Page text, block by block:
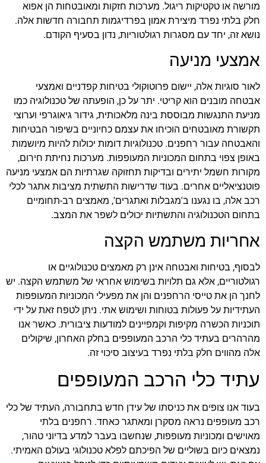
מורשה או טקטיקות ריגול. מערכות חזקות ומאובטחות הן אפוא
חלק בלתי נפרד מיצירת אמון בפרדיגמות תחבורה חדשות אלה.
נושא זה, יחד עם מסגרות רגולטוריות, נדון בסעיף הקודם.
אמצעי מניעה
לאור סוגיות אלה, יישום פרוטוקולי בטיחות קפדניים ואמצעי
אבטחה מובנים הוא קריטי. יתר על כן, הופעתה של טכנולוגיה כמו
מניעת התנגשות מבוססת בינה מלאכותית, גידור גיאוגרפי וערוצי
תקשורת מאובטחים הוכיחו את עצמם כחיוניים בשיפור הבטיחות
והאבטחה עבור רחפנים. טכנולוגיות דומות יכולות להיות מיושמות
באופן צפוי בתחום המכוניות המעופפות. מערכות נחיתת חירום,
מקורות חשמל יתירים ובדיקות תחזוקה שגרתיות הם אמצעי מניעה
פוטנציאליים אחרים. בעוד שדרישות התשתית מציבות אתגר לכלי
רכב אלה, בו נגענו ב'מגבלות ואתגרים', מאמצים רב-תחומיים
בתחום הטכנולוגיה והתשתיות יכולים לשפר את המצב.
אחריות משתמש הקצה
לבסוף, בטיחות ואבטחה אינן רק מאמצים טכנולוגיים או
רגולטוריים, אלא גם תלויות בשימוש אחראי של משתמש הקצה. יש
לחנך הן את טייסי הרחפנים והן את מפעילי המכוניות המעופפות
העתידיות על פעולות בטוחות ושימוש אתי. ניתן לטפח זאת על ידי
תוכניות הכשרה מקיפות וקמפיינים למודעות ציבורית. כאשר אנו
מהרהרים בעתיד כלי הרכב המעופפים בחלק האחרון, שיקולים
אלה מהווים חלק בלתי נפרד בעיצוב סיכוי זה.
עתיד כלי הרכב המעופפים
בעוד אנו צופים את כניסתו של עידן חדש בתחבורה, העתיד של כלי
רכב מעופפים נראה מסקרן ומאתגר כאחד. רחפנים בלתי
מאוישים ומכוניות מעופפות, שנחשבו בעבר למדע בדיוני טהור,
נמצאים כיום בשוליים של הפיכתם לפלא טכנולוגי בעולם האמיתי.